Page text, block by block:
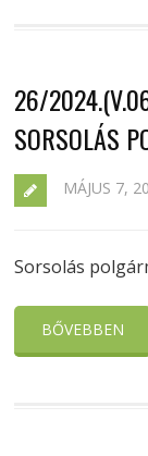
26/
SORSOLÁS
MÁJUS 7,
Sorsolás
BŐVEBBEN